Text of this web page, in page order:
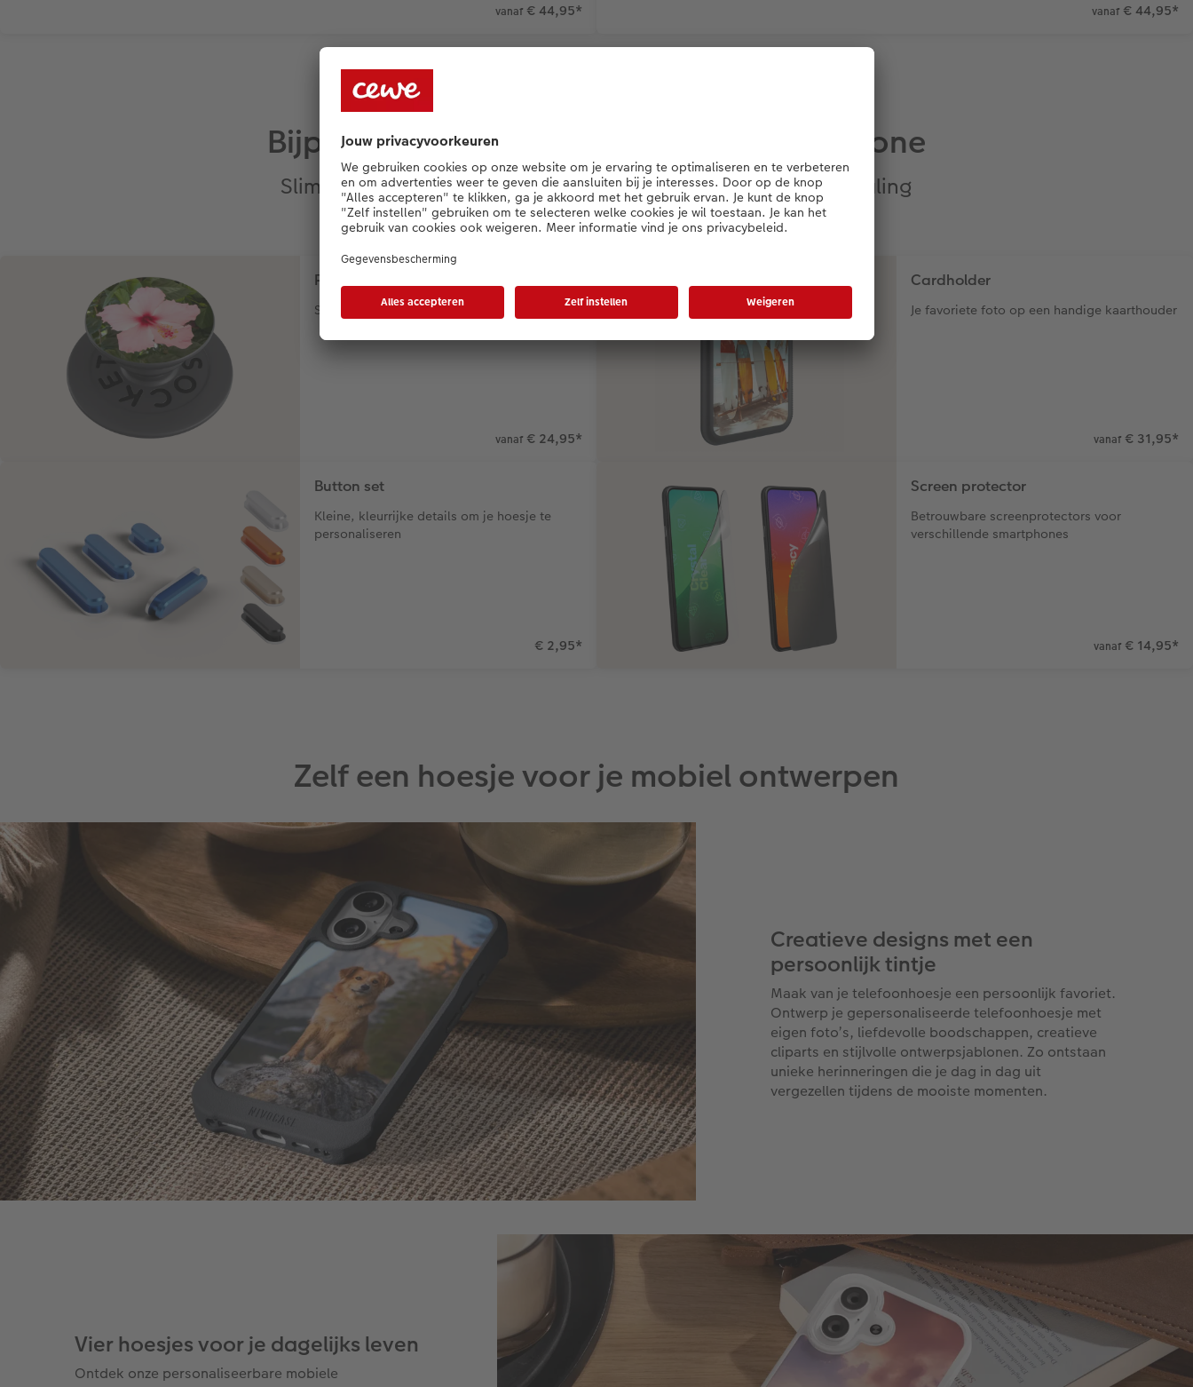
vanaf € 44,95* vanaf € 44,95*
Bijpassende accessoires voor je smartphone
Slimme accessoires voor meer gemak, bescherming en uitstraling
PopGrip
Stevige telefoonhouder voor elk avontuur
vanaf € 24,95*
Cardholder
Je favoriete foto op een handige kaarthouder
vanaf € 31,95*
Button set
Kleine, kleurrijke details om je hoesje te
personaliseren
€ 2,95*
Screen protector
Betrouwbare screenprotectors voor
verschillende smartphones
vanaf € 14,95*
Zelf een hoesje voor je mobiel ontwerpen
Creatieve designs met een
persoonlijk tintje
Maak van je telefoonhoesje een persoonlijk favoriet.
Ontwerp je gepersonaliseerde telefoonhoesje met
eigen foto’s, liefdevolle boodschappen, creatieve
cliparts en stijlvolle ontwerpsjablonen. Zo ontstaan
unieke herinneringen die je dag in dag uit
vergezellen tijdens de mooiste momenten.
Vier hoesjes voor je dagelijks leven
Ontdek onze personaliseerbare mobiele